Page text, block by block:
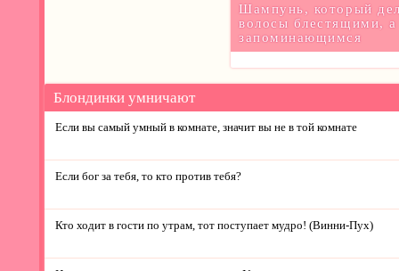
Шампунь, который
волосы блестящими, а
запоминающимся
Блондинки умничают
Если вы самый умный в комнате, значит вы не в той комнате
Если бог за тебя, то кто против тебя?
Кто ходит в гости по утрам, тот поступает мудро! (Винни-Пух)